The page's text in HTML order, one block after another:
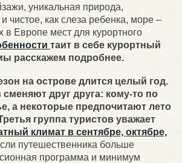
уникальная природа,
чистое, как слеза ребенка, море –
в Европе мест для курортного
таит в себе курортный
расскажем подробнее.
на острове длится целый год.
друг друга: кому-то по
а некоторые предпочитают лето
группа туристов уважает
климат в сентябре, октябре,
путешественника больше
программа и минимум